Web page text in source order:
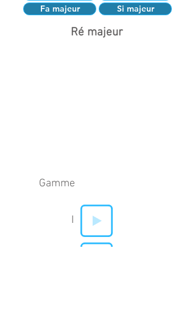
Fa majeur
Si majeur
Ré majeur
Gamme
I